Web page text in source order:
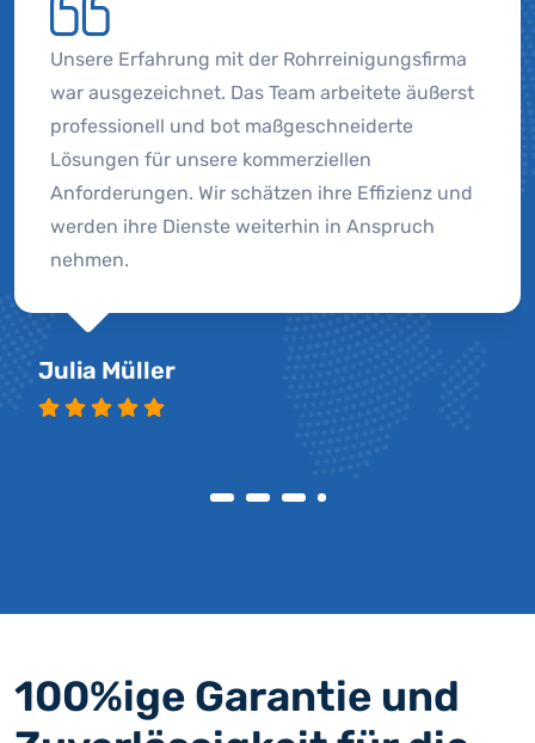
Unsere Erfahrung mit der Rohrreinigungsfirma
war ausgezeichnet. Das Team arbeitete äußerst
professionell und bot maßgeschneiderte
Lösungen für unsere kommerziellen
Anforderungen. Wir schätzen ihre Effizienz und
werden ihre Dienste weiterhin in Anspruch
nehmen.
Julia Müller
100%ige Garantie und